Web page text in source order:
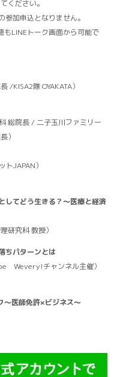
ください。
参加申込となりません。
もLINEトーク画面から可能で
/KISA2隊 OYAKATA）
総院長 / 二子玉川ファミリー
）
JAPAN）
してどう生きる？〜医療と経済
研究科 教授）
ちパターンとは
Wevery!チャンネル主催）
〜医師免許×ビジネス〜